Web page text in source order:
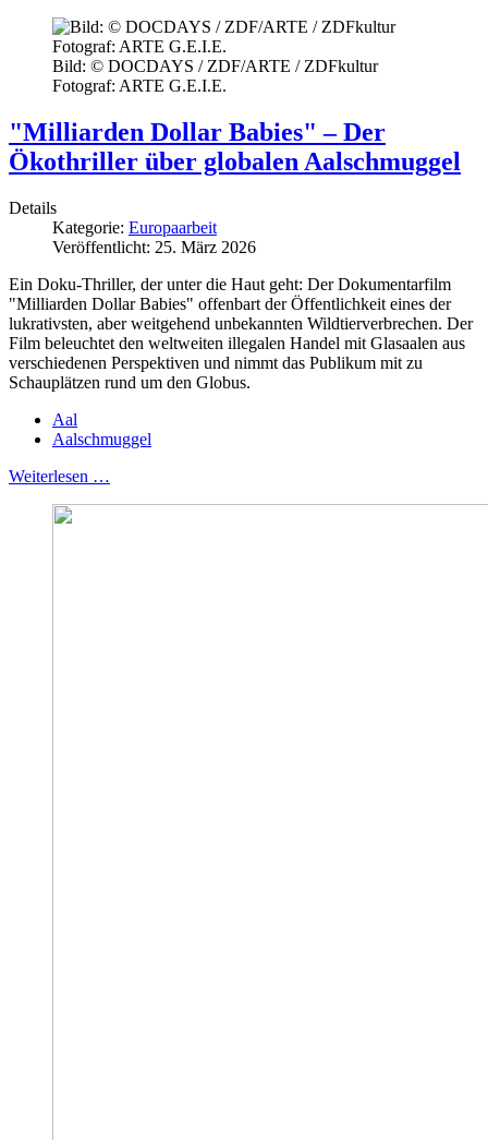
Bild: © DOCDAYS / ZDF/ARTE / ZDFkultur
Fotograf: ARTE G.E.I.E.
"Milliarden Dollar Babies" – Der
Ökothriller über globalen Aalschmuggel
Details
Kategorie: Europaarbeit
Veröffentlicht: 25. März 2026
Ein Doku-Thriller, der unter die Haut geht: Der Dokumentarfilm
"Milliarden Dollar Babies" offenbart der Öffentlichkeit eines der
lukrativsten, aber weitgehend unbekannten Wildtierverbrechen. Der
Film beleuchtet den weltweiten illegalen Handel mit Glasaalen aus
verschiedenen Perspektiven und nimmt das Publikum mit zu
Schauplätzen rund um den Globus.
Aal
Aalschmuggel
Weiterlesen …